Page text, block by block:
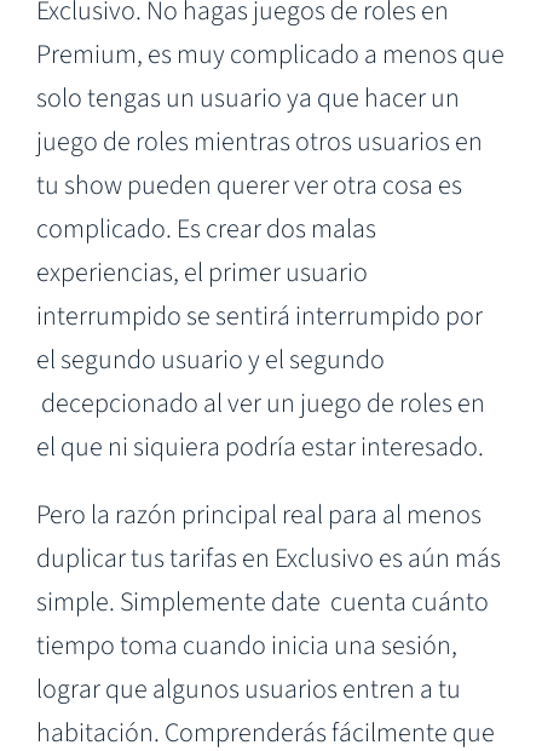
Exclusivo. No hagas juegos de roles en
Premium, es muy complicado a menos que
solo tengas un usuario ya que hacer un
juego de roles mientras otros usuarios en
tu show pueden querer ver otra cosa es
complicado. Es crear dos malas
experiencias, el primer usuario
interrumpido se sentirá interrumpido por
el segundo usuario y el segundo
decepcionado al ver un juego de roles en
el que ni siquiera podría estar interesado.
Pero la razón principal real para al menos
duplicar tus tarifas en Exclusivo es aún más
simple. Simplemente date cuenta cuánto
tiempo toma cuando inicia una sesión,
lograr que algunos usuarios entren a tu
habitación. Comprenderás fácilmente que